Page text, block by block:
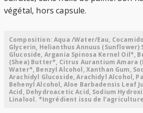
végétal, hors capsule.
Composition: Aqua /Water/Eau,
Glycerin, Helianthus Annuus (Sunflower)
Glucoside, Argania Spinosa Kernel Oil*,
(Shea) Butter*, Citrus Aurantium Amara
Water*, Benzyl Alcohol, Xanthan Gum,
Arachidyl Glucoside, Arachidyl Alcohol,
Behenyl Alcohol, Aloe Barbadensis Leaf
Acid, Dehydroacetic Acid, Sodium
Linalool. *Ingrédient issu de